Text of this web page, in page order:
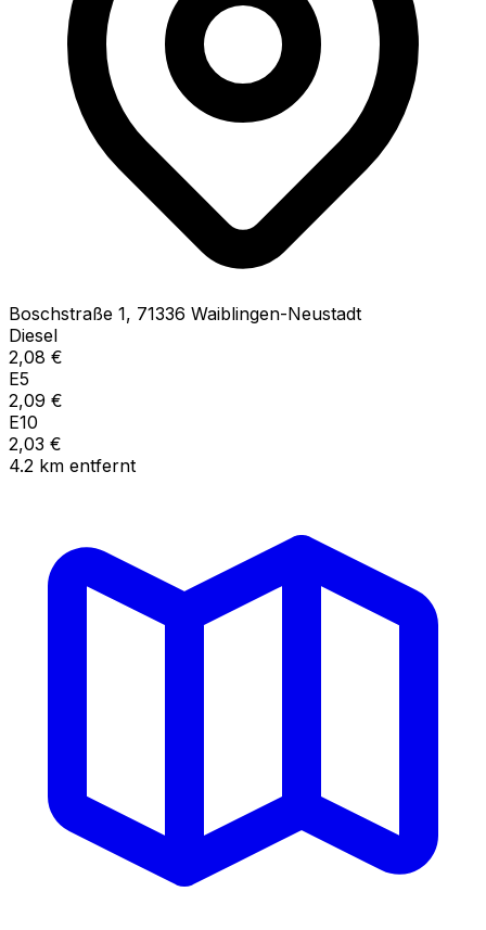
Boschstraße 1, 71336 Waiblingen-Neustadt
Diesel
2,08 €
E5
2,09 €
E10
2,03 €
4.2 km entfernt